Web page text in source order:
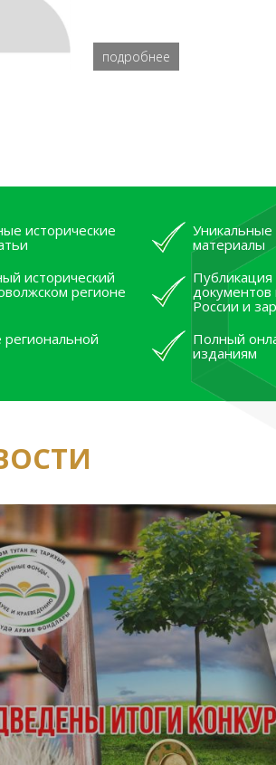
подробнее
исторические
материалы
исторический
регионе
России и
Полный
изданиям
исследователям рассказали